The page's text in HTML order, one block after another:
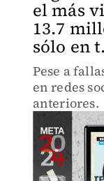
el más
13.7
sólo en
Pese a
en redes
anteriores.